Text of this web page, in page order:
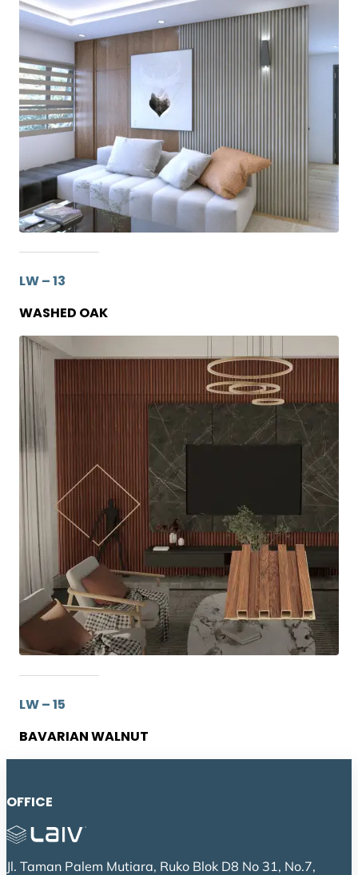
LW – 13
WASHED OAK
LW – 15
BAVARIAN WALNUT
OFFICE
Jl. Taman Palem Mutiara, Ruko Blok D8 No 31, No.7,